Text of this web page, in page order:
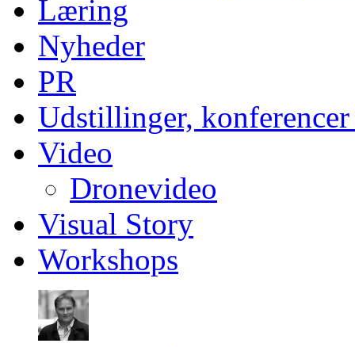
Læring
Nyheder
PR
Udstillinger, konferencer
Video
Dronevideo
Visual Story
Workshops